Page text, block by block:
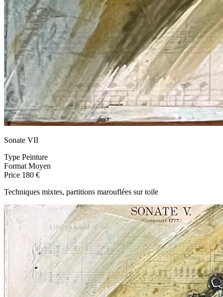
Sonate VII
Type Peinture
Format Moyen
Price 180 €
Techniques mixtes, partitions marouflées sur toile